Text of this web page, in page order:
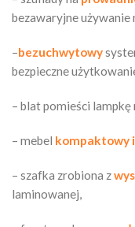
bezawaryjne używanie
–bezuchwytowy
bezpieczne
– blat pomieści
– mebel kompaktowy
– szafka zrobiona z
laminowanej,